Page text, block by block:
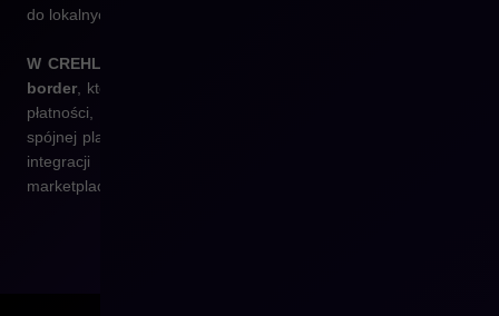
do lokalnych potrzeb klientów.
W CREHLER projektujemy i wdrażamy rozwiązania cross-
border , które umożliwiają obsługę wielu języków, walut, metod
płatności, opcji dostawy i warunków podatkowych – w jednej,
spójnej platformie sprzedażowej. Pomagamy także w zakresie
integracji z lokalnymi systemami logistycznymi,
marketplace’ami i narzędziami marketingowymi.